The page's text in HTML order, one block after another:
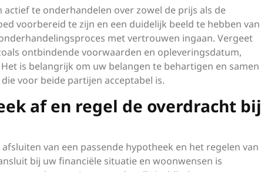
te onderhandelen over zowel de prijs als de
voorbereid te zijn en een duidelijk beeld te hebben van
met vertrouwen ingaan. Vergeet
ontbindende voorwaarden en opleveringsdatum,
is belangrijk om uw belangen te behartigen en samen
voor beide partijen acceptabel is.
af en regel de overdracht bij
van een passende hypotheek en het regelen van
bij uw financiële situatie en woonwensen is